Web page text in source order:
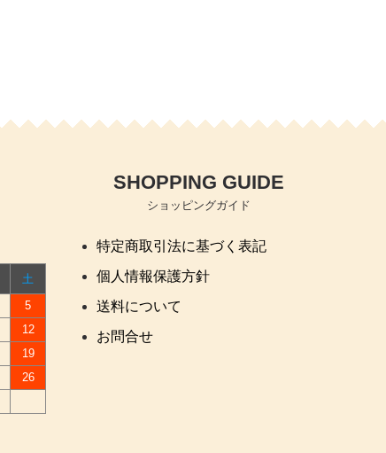
土
5
12
19
26
SHOPPING GUIDE
ショッピングガイド
特定商取引法に基づく表記
個人情報保護方針
送料について
お問合せ